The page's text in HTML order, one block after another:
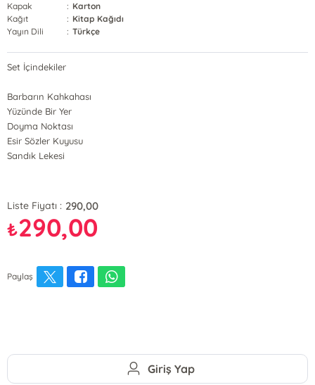
Kapak
: Karton
Kağıt
: Kitap Kağıdı
Yayın Dili
: Türkçe
Set İçindekiler
Barbarın Kahkahası
Yüzünde Bir Yer
Doyma Noktası
Esir Sözler Kuyusu
Sandık Lekesi
Liste Fiyatı : 290,00
₺290,00
Paylaş
Giriş Yap